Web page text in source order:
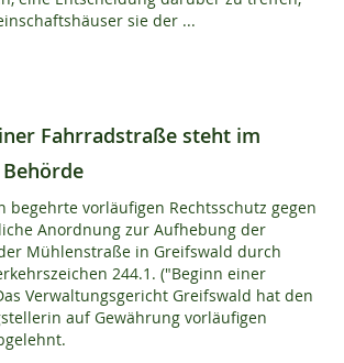
sie der ...
Fahrradstraße steht im
begehrte vorläufigen Rechtsschutz gegen
Anordnung zur Aufhebung der
Mühlenstraße in Greifswald durch
244.1. ("Beginn einer
Verwaltungsgericht Greifswald hat den
auf Gewährung vorläufigen